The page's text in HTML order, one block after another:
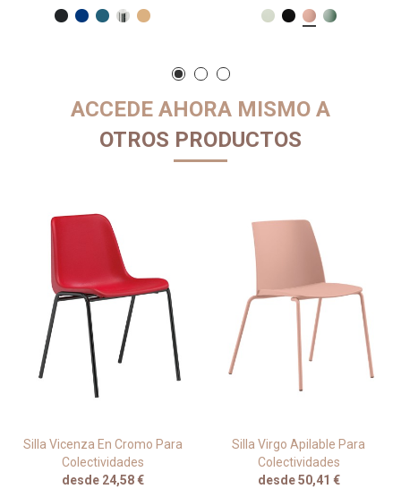
ACCEDE AHORA MISMO A
OTROS PRODUCTOS
Silla Vicenza En Cromo Para
Colectividades
desde 24,58 €
Silla Virgo Apilable Para
Colectividades
desde 50,41 €